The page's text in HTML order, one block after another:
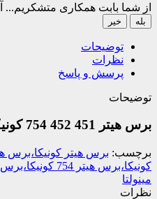
از شما بابت همکاری متشکریم...
بله خیر
توضیحات
نظرات
پرسش و پاسخ
توضیحات
برس هیتر 451 452 754 کونیکا مینولتا Konica Minolta
برچسب:
مینولتا
نظرات